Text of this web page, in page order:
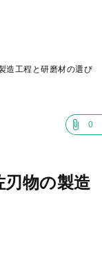
造工程と研磨材の選び
0
刃物の製造